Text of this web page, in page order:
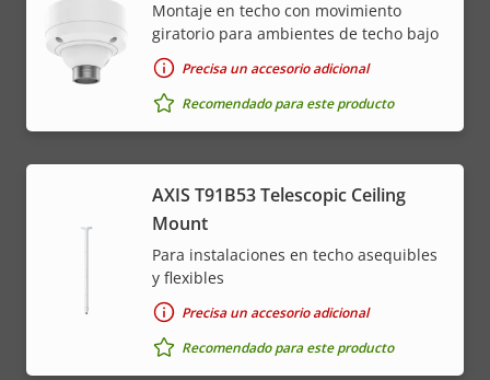
Montaje en techo con movimiento
giratorio para ambientes de techo bajo
Precisa un accesorio adicional
Recomendado para este producto
AXIS T91B53 Telescopic Ceiling
Mount
Para instalaciones en techo asequibles
y flexibles
Precisa un accesorio adicional
Recomendado para este producto